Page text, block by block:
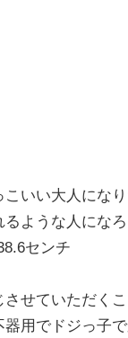
こいい大人にな
ような人にな
センチ
せていただく
用でドジっ子